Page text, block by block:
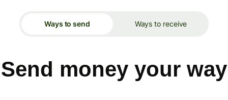
Ways to send Ways to receive
Send money your way